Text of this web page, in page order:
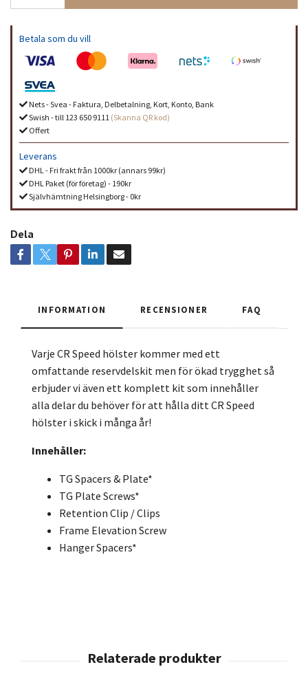
Betala som du vill
Nets - Svea - Faktura, Delbetalning, Kort, Konto, Bank
Swish - till 123 650 9111 (Skanna QR kod)
Offert
Leverans
DHL - Fri frakt från 1000kr (annars 99kr)
DHL Paket (för företag) - 190kr
Självhämtning Helsingborg - 0kr
Dela
INFORMATION RECENSIONER FAQ
Varje CR Speed hölster kommer med ett
omfattande reservdelskit men för ökad trygghet så
erbjuder vi även ett komplett kit som innehåller
alla delar du behöver för att hålla ditt CR Speed
hölster i skick i många år!
Innehåller:
TG Spacers & Plate*
TG Plate Screws*
Retention Clip / Clips
Frame Elevation Screw
Hanger Spacers*